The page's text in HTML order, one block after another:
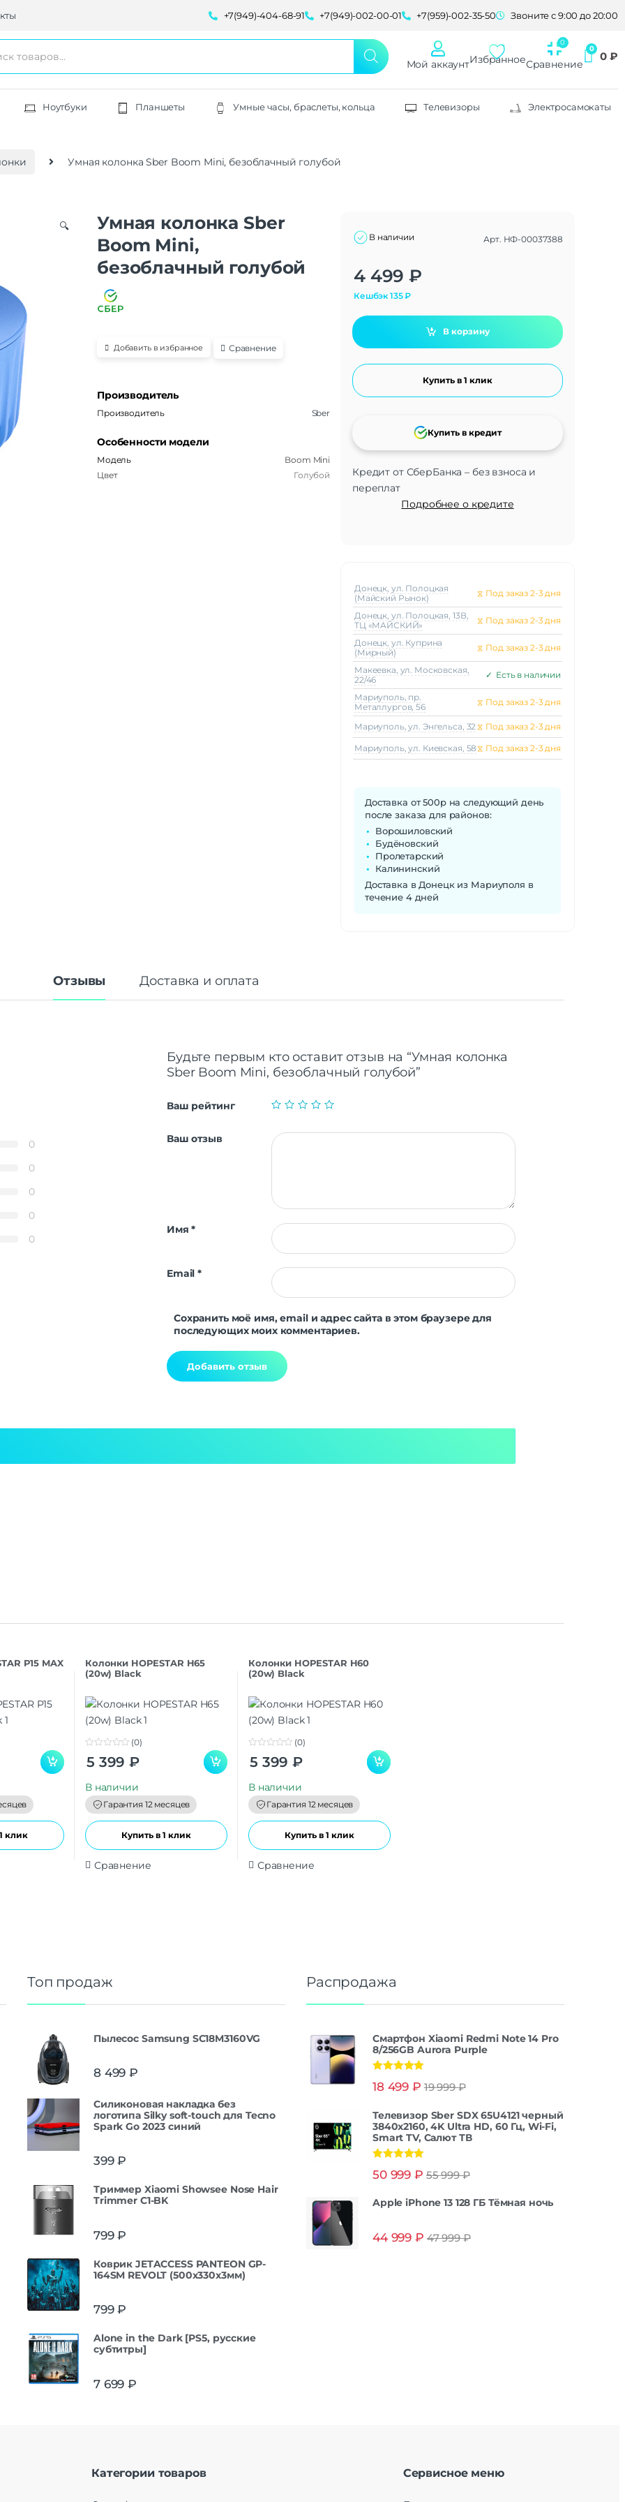
+7(949)-404-68-91 +7(949)-002-00-01 +7(959)-002-35-50 Звоните с 9:00 до 20:00
Мой аккаунтИзбранноеСравнение
0 ₽
Ноутбуки Планшеты Умные часы, браслеты, кольца Телевизоры Электросамокаты
Умная колонка Sber Boom Mini, безоблачный голубой
🔍
Умная колонка Sber
Boom Mini,
безоблачный голубой
Добавить в избранное Сравнение
Производитель
Производитель Sber
Особенности модели
Модель
Boom Mini
Цвет
Голубой
В наличии Арт. НФ-00037388
4 499 ₽
Кешбэк135₽
В корзину
Купить в 1 клик
Кредит от СберБанка – без взноса и
переплат
Подробнее о кредите
Купить в кредит
Alternative:
Донецк, ул. Полоцкая
(Майский Рынок)
⧖ Под заказ 2-3 дня
Донецк, ул. Полоцкая, 13В,
ТЦ «МАЙСКИЙ»
⧖ Под заказ 2-3 дня
Донецк, ул. Куприна
(Мирный)
⧖ Под заказ 2-3 дня
Макеeвка, ул. Московская,
22/46
✓ Есть в наличии
Мариуполь, пр.
Металлургов, 56
⧖ Под заказ 2-3 дня
Мариуполь, ул. Энгельса, 32 ⧖ Под заказ 2-3 дня
Мариуполь, ул. Киевская, 58 ⧖ Под заказ 2-3 дня
Доставка от 500р на следующий день
после заказа для районов:
Ворошиловский
Будёновский
Пролетарский
Калининский
Доставка в Донецк из Мариуполя в
течение 4 дней
Отзывы Доставка и оплата
0
0
0
0
0
Будьте первым кто оставит отзыв на “Умная колонка
Sber Boom Mini, безоблачный голубой”
Ваш рейтинг
Ваш отзыв
Имя*
Email*
Сохранить моё имя, email и адрес сайта в этом браузере для
последующих моих комментариев.
P15 MAX
клик
Колонки HOPESTAR H65
(20w) Black
o
o
(0)
5 399 ₽
В наличии
Гарантия 12 месяцев
Купить в 1 клик
Сравнение
Колонки HOPESTAR H60
(20w) Black
o
o
(0)
5 399 ₽
В наличии
Гарантия 12 месяцев
Купить в 1 клик
Сравнение
Топ продаж
Пылесос Samsung SC18M3160VG
8 499 ₽
Силиконовая накладка без
логотипа Silky soft-touch для Tecno
Spark Go 2023 синий
399₽
Триммер Xiaomi Showsee Nose Hair
Trimmer C1-BK
799₽
Коврик JETACCESS PANTEON GP-
164SM REVOLT (500x330x3мм)
799₽
Alone in the Dark [PS5, русские
субтитры]
7 699 ₽
Распродажа
Смартфон Xiaomi Redmi Note 14 Pro
8/256GB Aurora Purple
из 5
18 499 ₽ 19 999₽
Телевизор Sber SDX 65U4121 черный
3840x2160, 4K Ultra HD, 60 Гц, Wi-Fi,
Smart TV, Салют ТВ
из 5
50 999 ₽ 55 999₽
Apple iPhone 13 128 ГБ Тёмная ночь
44 999 ₽ 47 999₽
Категории товаров Сервисное меню